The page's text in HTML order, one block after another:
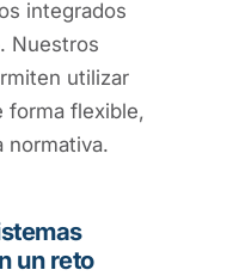
integrados
Nuestros
utilizar
forma flexible,
normativa.
un reto